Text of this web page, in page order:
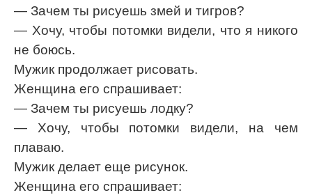
— Зачем ты рисуешь змей и тигров?
— Хочу, чтобы потомки видели, что я никого
не боюсь.
Мужик продолжает рисовать.
Женщина его спрашивает:
— Зачем ты рисуешь лодку?
— Хочу, чтобы потомки видели, на чем
плаваю.
Мужик делает еще рисунок.
Женщина его спрашивает: